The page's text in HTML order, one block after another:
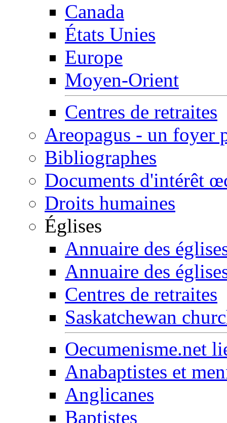
Canada
États Unies
Europe
Moyen-Orient
Centres de retraites
Areopagus - un foyer
Bibliographes
Documents d'intérêt
Droits humaines
Églises
Annuaire des
Annuaire des
Centres de retraites
Saskatchewan
Oecumenisme.net
Anabaptistes et
Anglicanes
Baptistes